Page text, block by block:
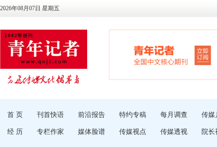
2026年08月07日 星期五
首 页 刊首快语 前沿报告 特约专稿 每月调查 传媒
经 历 专栏作家 媒体脸谱 传媒视点 传媒透视 院长